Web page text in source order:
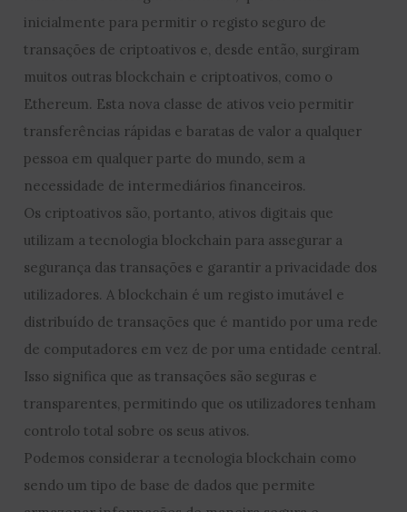
inicialmente para permitir o registo seguro de
transações de criptoativos e, desde então, surgiram
muitos outras blockchain e criptoativos, como o
Ethereum. Esta nova classe de ativos veio permitir
transferências rápidas e baratas de valor a qualquer
pessoa em qualquer parte do mundo, sem a
necessidade de intermediários financeiros.
Os criptoativos são, portanto, ativos digitais que
utilizam a tecnologia blockchain para assegurar a
segurança das transações e garantir a privacidade dos
utilizadores. A blockchain é um registo imutável e
distribuído de transações que é mantido por uma rede
de computadores em vez de por uma entidade central.
Isso significa que as transações são seguras e
transparentes, permitindo que os utilizadores tenham
controlo total sobre os seus ativos.
Podemos considerar a tecnologia blockchain como
sendo um tipo de base de dados que permite